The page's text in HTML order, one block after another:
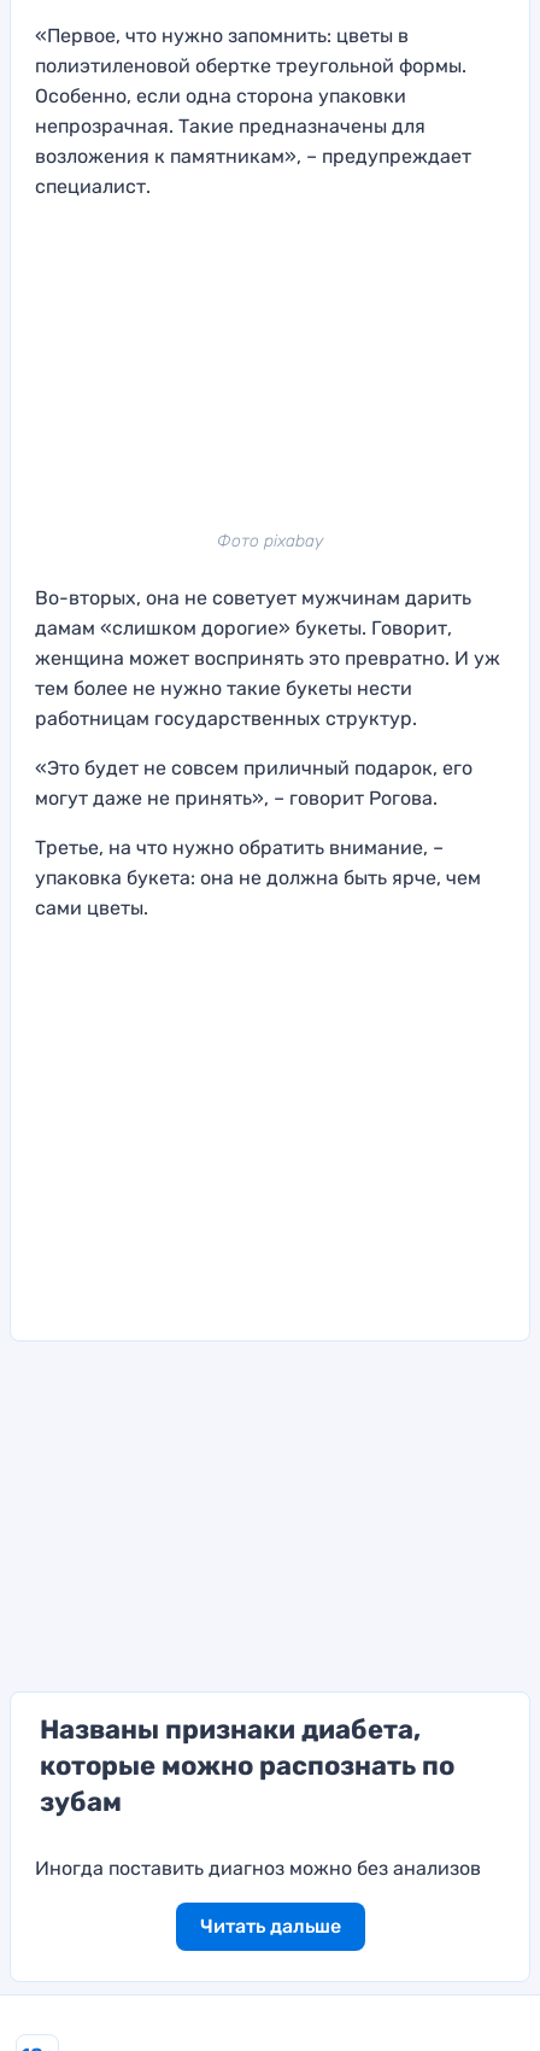
«Первое, что нужно запомнить: цветы в
полиэтиленовой обертке треугольной формы.
Особенно, если одна сторона упаковки
непрозрачная. Такие предназначены для
возложения к памятникам», – предупреждает
специалист.
Фото pixabay
Во-вторых, она не советует мужчинам дарить
дамам «слишком дорогие» букеты. Говорит,
женщина может воспринять это превратно. И уж
тем более не нужно такие букеты нести
работницам государственных структур.
«Это будет не совсем приличный подарок, его
могут даже не принять», – говорит Рогова.
Третье, на что нужно обратить внимание, –
упаковка букета: она не должна быть ярче, чем
сами цветы.
Названы признаки диабета,
которые можно распознать по
зубам
Иногда поставить диагноз можно без анализов
Читать дальше